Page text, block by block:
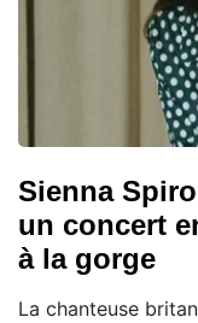
Sienna
un concert
à la gorge
La chanteuse